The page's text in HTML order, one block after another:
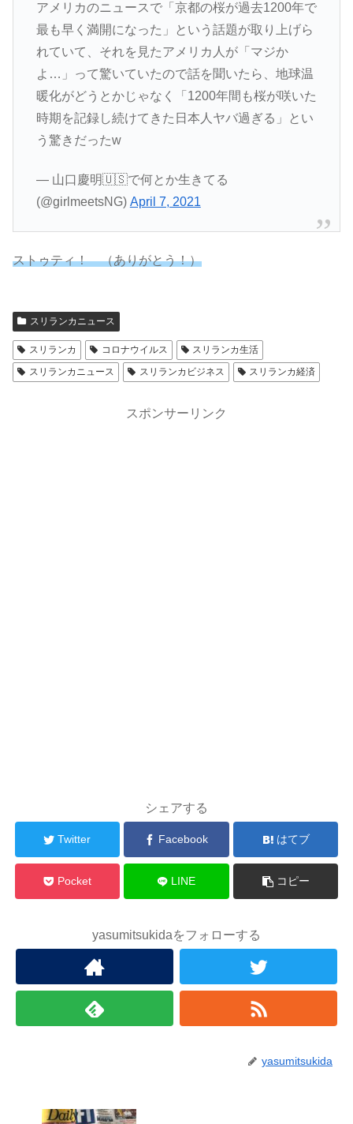
アメリカのニュースで「京都の桜が過去1200年で
最も早く満開になった」という話題が取り上げら
れていて、それを見たアメリカ人が「マジか
よ…」って驚いていたので話を聞いたら、地球温
暖化がどうとかじゃなく「1200年間も桜が咲いた
時期を記録し続けてきた日本人ヤバ過ぎる」とい
う驚きだったw
— 山口慶明🇺🇸で何とか生きてる
(@girlmeetsNG) April 7, 2021
ストゥティ！ （ありがとう！）
スリランカニュース
スリランカ コロナウイルス
スリランカ生活
スリランカニュース
スリランカビジネス スリランカ経済
スポンサーリンク
シェアする
Twitter Facebook はてブ
Pocket LINE コピー
yasumitsukidaをフォローする
yasumitsukida